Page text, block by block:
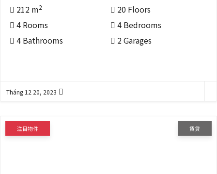
212 m2
20 Floors
4 Rooms
4 Bedrooms
4 Bathrooms
2 Garages
Tháng 12 20, 2023
賃貸
注目物件